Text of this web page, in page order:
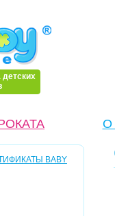
детских
О
BABY